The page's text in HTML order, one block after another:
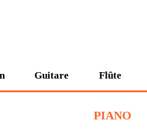
Guitare Flûte
PIANO